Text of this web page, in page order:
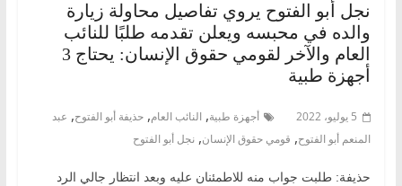
نجل أبو الفتوح يروي تفاصيل محاولة زيارة
والده في محبسه ويعلن تقدمه طلبًا للنائب
العام والآخر لقومي حقوق الإنسان: يحتاج 3
أجهزة طبية
5 يوليو، 2022 أجهزة طبية, النائب العام, حذيفة أبو الفتوح, عبد
المنعم أبو الفتوح, قومي حقوق الإنسان, نجل أبو الفتوح
حذيفة: طلبت جواب منه للاطمئنان عليه وبعد انتظار جالي الرد